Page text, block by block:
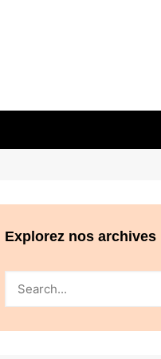
Explorez nos archives